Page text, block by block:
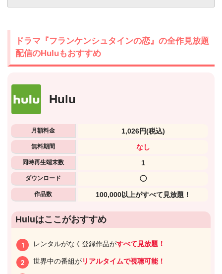
無料期間中の解約もOK
ドラマ『フランケンシュタインの恋』の全作見放題
配信のHuluもおすすめ
Hulu
月額料金 1,026円(税込)
無料期間 なし
同時再生端末数 1
ダウンロード ◯
作品数 100,000以上がすべて見放題！
Huluはここがおすすめ
レンタルがなく登録作品がすべて見放題！
世界中の番組がリアルタイムで視聴可能！